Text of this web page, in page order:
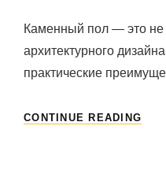
Каменный пол — это не
архитектурного
практические
CONTINUE READING